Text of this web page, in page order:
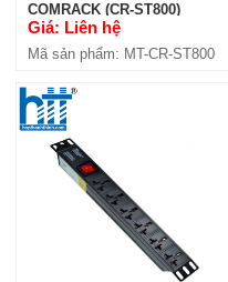
COMRACK (CR-ST800)
Giá: Liên hệ
Mã sản phẩm: MT-CR-ST800